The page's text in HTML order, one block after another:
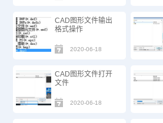
CAD图形文件输出
格式操作
2020-06-18
CAD图形文件打开
文件
2020-06-18